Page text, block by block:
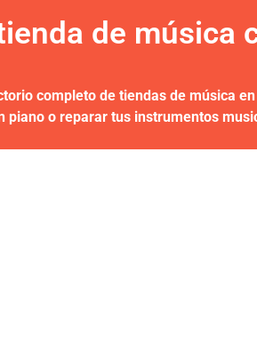
de música
completo de tiendas de música
o reparar tus instrumentos